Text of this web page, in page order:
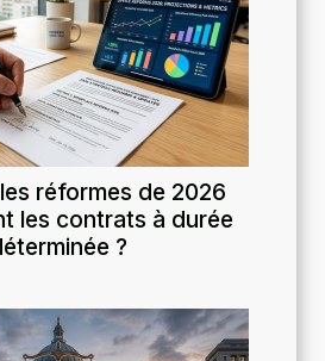
réformes de 2026
les contrats à durée
?